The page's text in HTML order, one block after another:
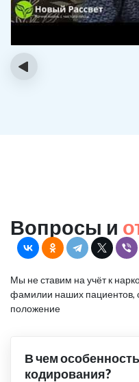
‹
Вопросы и
Мы не ставим на учёт к
фамилии наших пациентов,
положение
В чем
кодирования?